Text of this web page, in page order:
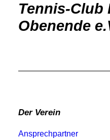
Tennis-Club
Obenende
Der Verein
Ansprechpartner